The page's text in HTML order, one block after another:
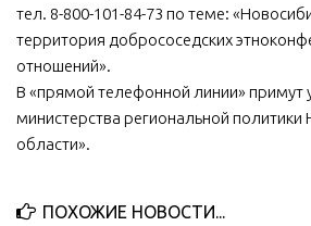
МБУ Дом культуры «Молодость»
МБУ Дом культуры «Октябрь»
МБОУ ДО «Детская школа искусств»
МБОУ ДО «Детская музыкальная
тел. 8-800-101-84-73 по теме:
территория добрососедских
отношений».
В «прямой телефонной линии» примут
министерства региональной политики
области».
ПОХОЖИЕ НОВОСТИ...